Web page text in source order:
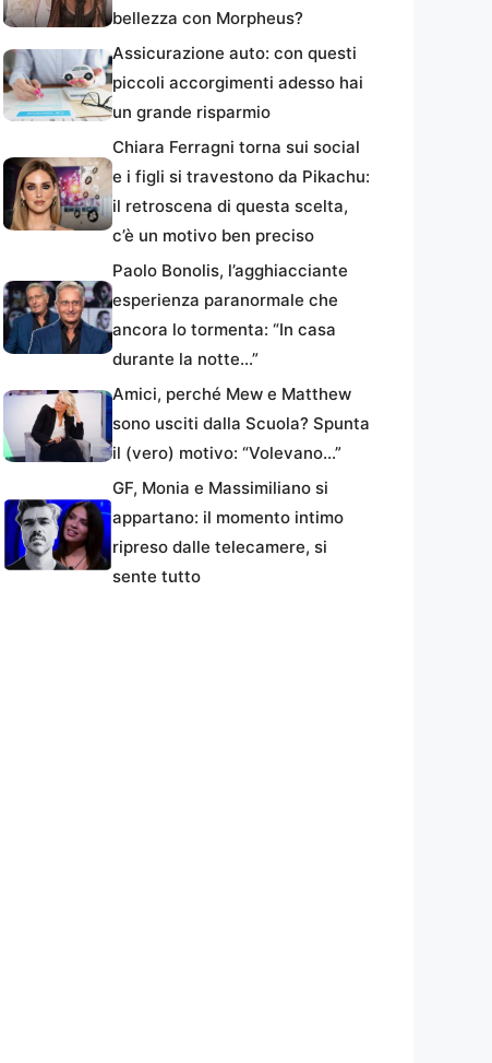
bellezza con Morpheus?
Assicurazione auto: con questi
piccoli accorgimenti adesso hai
un grande risparmio
Chiara Ferragni torna sui social
e i figli si travestono da Pikachu:
il retroscena di questa scelta,
c’è un motivo ben preciso
Paolo Bonolis, l’agghiacciante
esperienza paranormale che
ancora lo tormenta: “In casa
durante la notte…”
Amici, perché Mew e Matthew
sono usciti dalla Scuola? Spunta
il (vero) motivo: “Volevano…”
GF, Monia e Massimiliano si
appartano: il momento intimo
ripreso dalle telecamere, si
sente tutto